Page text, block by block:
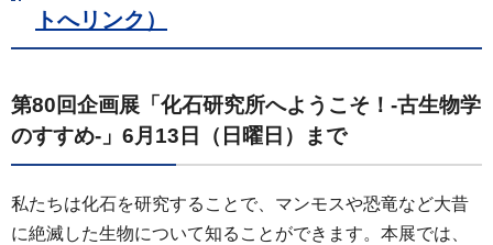
トへリンク）
第80回企画展「化石研究所へようこそ！-古生物学
のすすめ-」6月13日（日曜日）まで
私たちは化石を研究することで、マンモスや恐竜など大昔
に絶滅した生物について知ることができます。本展では、